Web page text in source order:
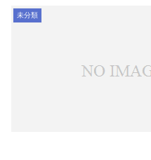
未分類